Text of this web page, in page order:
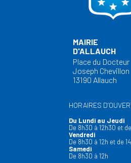
MAIRIE
D'ALLAUCH
Place du Docteur
Joseph Chevillon
13190 Allauch
HORAIRES
Du Lundi au Jeudi
De 8h30 à 12h30 et
Vendredi
De 8h30 à 12h et de
Samedi
De 8h30 à 12h